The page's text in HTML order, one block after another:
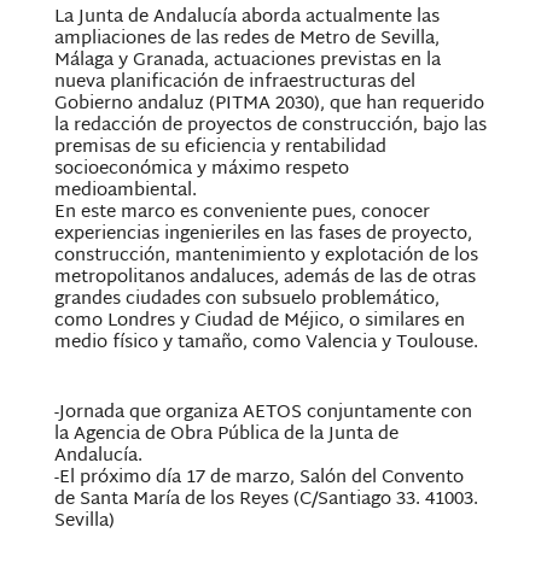
La Junta de Andalucía aborda actualmente las
ampliaciones de las redes de Metro de Sevilla,
Málaga y Granada, actuaciones previstas en la
nueva planificación de infraestructuras del
Gobierno andaluz (PITMA 2030), que han requerido
la redacción de proyectos de construcción, bajo las
premisas de su eficiencia y rentabilidad
socioeconómica y máximo respeto
medioambiental.
En este marco es conveniente pues, conocer
experiencias ingenieriles en las fases de proyecto,
construcción, mantenimiento y explotación de los
metropolitanos andaluces, además de las de otras
grandes ciudades con subsuelo problemático,
como Londres y Ciudad de Méjico, o similares en
medio físico y tamaño, como Valencia y Toulouse.
-Jornada que organiza AETOS conjuntamente con
la Agencia de Obra Pública de la Junta de
Andalucía.
-El próximo día 17 de marzo, Salón del Convento
de Santa María de los Reyes (C/Santiago 33. 41003.
Sevilla)